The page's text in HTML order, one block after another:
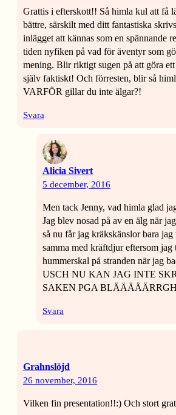
Grattis i efterskott!! Så himla kul att få
bättre, särskilt med ditt fantastiska
inlägget att kännas som en spännande
tiden nyfiken på vad för äventyr som
mening. Blir riktigt sugen på att göra
själv faktiskt! Och förresten, blir så
VARFÖR gillar du inte älgar?!
Svara
Alicia Sivert
5 december, 2016
Men tack Jenny, vad himla glad
Jag blev nosad på av en älg när
så nu får jag kräkskänslor bara
samma med kräftdjur eftersom jag
hummerskal på stranden när jag
USCH NU KAN JAG INTE
SAKEN PGA BLÄÄÄÄÄRRGH
Svara
Grahnslöjd
26 november, 2016
Vilken fin presentation!!:) Och stort